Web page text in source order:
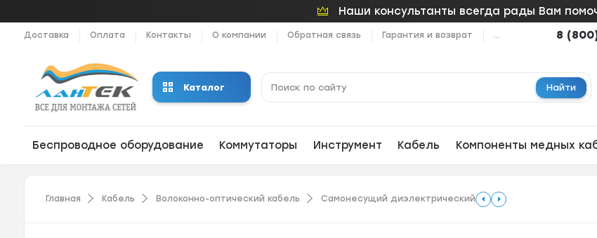
Наши консультанты всегда рады Вам
Доставка Оплата Контакты О компании Обратная связь Гарантия и возврат ... 8
Каталог Найти
Беспроводное оборудование Коммутаторы Инструмент Кабель Компоненты медных
Главная Кабель Волоконно-оптический кабель Самонесущий диэлектрический